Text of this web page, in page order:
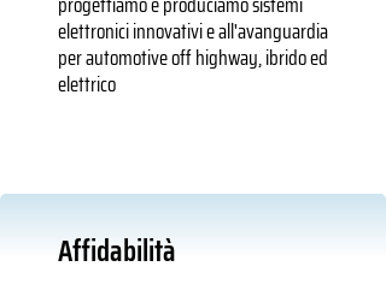
elettronici innovativi e all'avanguardia
per automotive off highway, ibrido ed
elettrico
Affidabilità